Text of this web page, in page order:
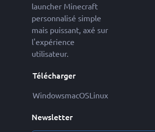
launcher Minecraft
personnalisé simple
mais puissant, axé sur
l'expérience
utilisateur.
Télécharger
WindowsmacOSLinux
Newsletter